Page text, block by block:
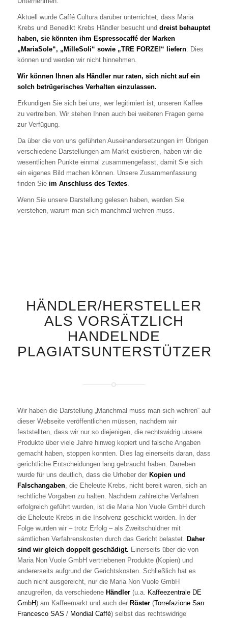
Aktuell wurde Caffé Cultura darüber unterrichtet, dass Maria
Krebs und Benedikt Krebs Händler besucht und dreist behauptet
haben, sie könnten ihm Espressocaffé der Marken
„MariaSole“, „MilleSoli“ sowie „TRE FORZE!“ liefern. Dies
können und werden wir nicht hinnehmen.
Wir können Ihnen als Händler nur raten, sich nicht auf ein
solch betrügerisches Verhalten einzulassen.
Erkundigen Sie sich bei uns, wer legitimiert ist, unseren Kaffee
zu vertreiben. Wir stehen Ihnen auch bei weiteren Fragen gerne
zur Verfügung.
Da über die von uns geführten Auseinandersetzungen im Übrigen
verschiedene Darstellungen am Markt existieren, haben wir die
wesentlichen Punkte einmal zusammengefasst, damit Sie sich
ein eigenes Bild machen können. Unsere Zusammenfassung
finden Sie im Anschluss des Textes.
Wenn Sie unsere Darstellung gelesen haben, werden Sie
verstehen, warum man sich manchmal wehren muss.
HÄNDLER/HERSTELLER
ALS VORSÄTZLICH
HANDELNDE
PLAGIATSUNTERSTÜTZER
Wir haben die Darstellung „Manchmal muss man sich wehren“ auf
dieser Webseite veröffentlichen müssen, nachdem wir
feststellten, dass wir nur so diejenigen, die rechtswidrig unsere
Produkte über viele Jahre hinweg kopiert und falsche Angaben
gemacht haben, stoppen konnten. Dies lag einerseits daran, dass
gerichtliche Entscheidungen lang gebraucht haben. Daneben
wurde für uns deutlich, dass die Urheber der Kopien und
Falschangaben, die Eheleute Krebs, nicht bereit waren, sich an
rechtliche Vorgaben zu halten. Nachdem zahlreiche Verfahren
erfolgreich geführt wurden, ist die Maria Non Vuole GmbH durch
die Eheleute Krebs in die Insolvenz geschickt worden. In der
Folge wurden wir – trotz Erfolg – als Zweitschuldner mit
sämtlichen Verfahrenskosten durch das Gericht belastet. Daher
sind wir gleich doppelt geschädigt. Einerseits über die von
Maria Non Vuole GmbH vertriebenen Produkte (Kopien) und
andererseits aufgrund der Gerichtskosten. Schließlich hat es
auch nicht ausgereicht, nur die Maria Non Vuole GmbH
anzugreifen, da verschiedene Händler(u.a. Kaffeezentrale DE
GmbH) am Kaffeemarkt und auch der Röster(Torrefazione San
Francesco SAS / Mondial Caffè) selbst das rechtswidrige